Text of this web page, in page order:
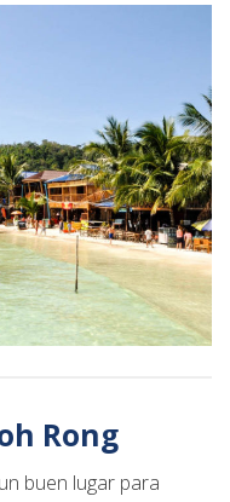
Rong
buen lugar para